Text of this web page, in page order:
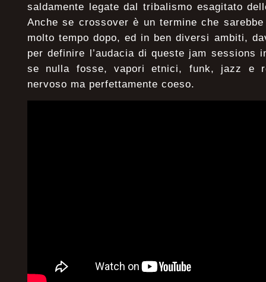
saldamente legate dal tribalismo esagitato
Anche se crossover è un termine che
molto tempo dopo, ed in ben diversi ambiti,
per definire l’audacia di queste jam sessions
se nulla fosse, vapori etnici, funk, jazz e
nervoso ma perfettamente coeso.